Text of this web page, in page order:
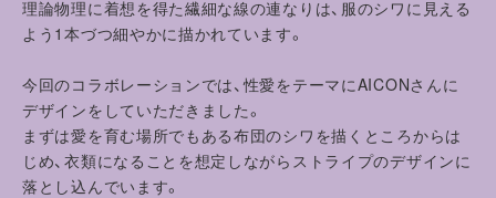
理論物理に着想を得た繊細な線の連なりは、服のシワに見える
よう1本づつ細やかに描かれています。
今回のコラボレーションでは、性愛をテーマにAICONさんに
デザインをしていただきました。
まずは愛を育む場所でもある布団のシワを描くところからは
じめ、衣類になることを想定しながらストライプのデザインに
落とし込んでいます。